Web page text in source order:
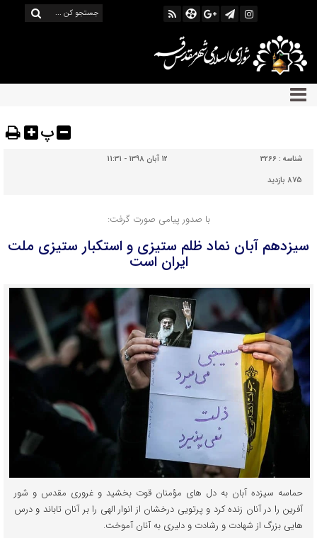
پ
شناسه : 3266
12 آبان 1398 - 11:31
875 بازدید
با صدور پیامی صورت گرفت:
سیزدهم آبان نماد ظلم ستیزی و استکبار ستیزی ملت
ایران است
حماسه سیزده آبان به دل های مؤمنان قوت بخشید و غروری مقدس و شور
آفرین را در آنان زنده کرد و پرتویی درخشان از انوار الهی را بر آنان تاباند و درس
هایی بزرگ از شهادت و رشادت و دلیری به آنان آموخت.